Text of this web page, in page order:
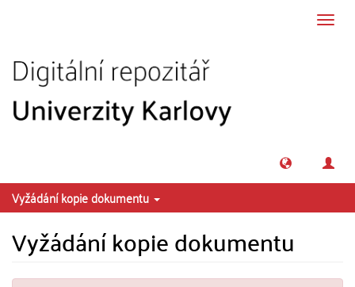
Vyžádání kopie dokumentu
Vyžádání kopie dokumentu